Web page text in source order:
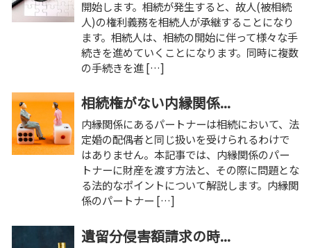
開始します。相続が発生すると、故人(被相続
人)の権利義務を相続人が承継することになり
ます。相続人は、相続の開始に伴って様々な手
続きを進めていくことになります。同時に複数
の手続きを進 […]
相続権がない内縁関係...
内縁関係にあるパートナーは相続において、法
定婚の配偶者と同じ扱いを受けられるわけで
はありません。本記事では、内縁関係のパー
トナーに財産を渡す方法と、その際に問題とな
る法的なポイントについて解説します。内縁関
係のパートナー […]
遺留分侵害額請求の時...